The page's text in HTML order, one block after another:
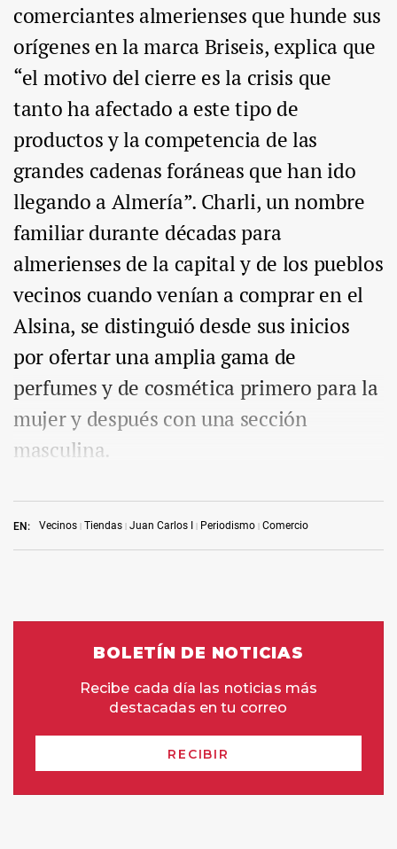
EN: Vecinos Tiendas Juan Carlos I Periodismo Comercio
comerciantes almerienses que hunde sus
orígenes en la marca Briseis, explica que
“el motivo del cierre es la crisis que
tanto ha afectado a este tipo de
productos y la competencia de las
grandes cadenas foráneas que han ido
llegando a Almería”. Charli, un nombre
familiar durante décadas para
almerienses de la capital y de los pueblos
vecinos cuando venían a comprar en el
Alsina, se distinguió desde sus inicios
por ofertar una amplia gama de
perfumes y de cosmética primero para la
mujer y después con una sección
masculina.